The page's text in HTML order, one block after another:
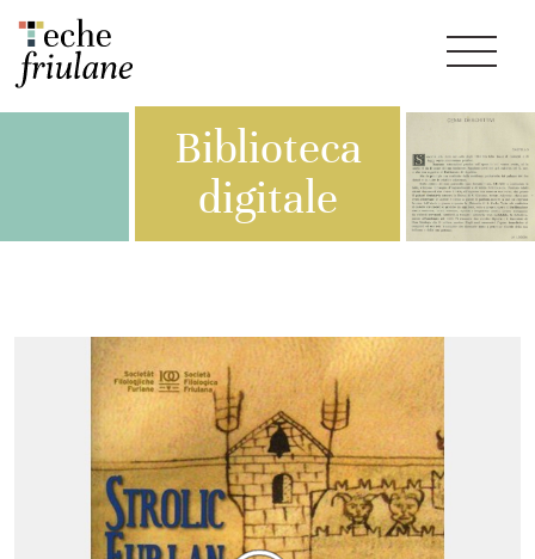
Biblioteca
digitale